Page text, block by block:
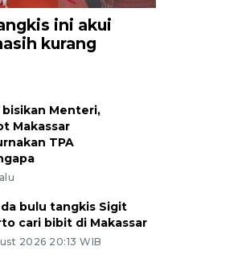
ini akui
kurang
bisikan Menteri,
Makassar
TPA
bulu tangkis Sigit
cari bibit di Makassar
2026 20:13 WIB